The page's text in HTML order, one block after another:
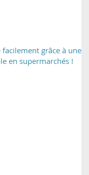
grâce à une
en supermarchés !